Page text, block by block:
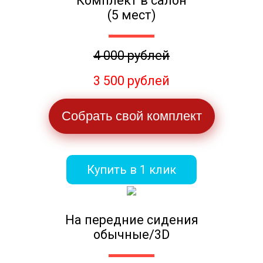
(5 мест)
4 000 рублей
3 500 рублей
Собрать свой комплект
Купить в 1 клик
На передние сидения
обычные/3D